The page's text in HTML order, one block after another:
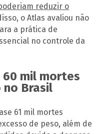
reduzir o
o Atlas avaliou não
a prática de
no controle da
60 mil mortes
no Brasil
61 mil mortes
de peso, além de